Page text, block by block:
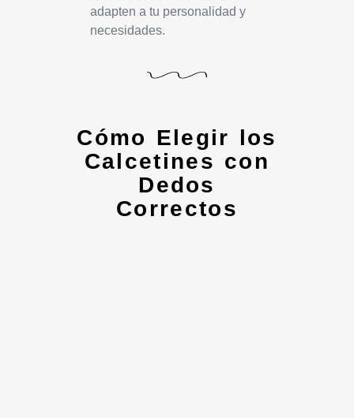
adapten a tu personalidad y
necesidades.
Cómo Elegir los
Calcetines con
Dedos
Correctos